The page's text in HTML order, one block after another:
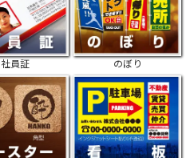
社員証 のぼり